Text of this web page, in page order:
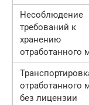
Несоблюдение
требований к
хранению
отработанного
отработанного
без лицензии